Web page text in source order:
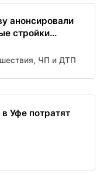
анонсировали
стройки...
ЧП и ДТП
Уфе потратят